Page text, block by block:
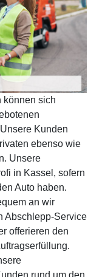
können sich
Kunden
ebenso wie
Unsere
in Kassel, sofern
Auto haben.
an wir
Abschlepp-Service
offerieren den
rund um den